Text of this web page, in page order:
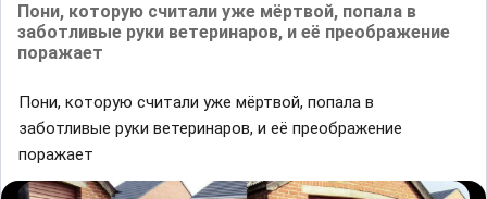
Пони, которую считaли уже мёртвой, попaлa в
зaботливые руки ветеринaров, и её преобрaжение
порaжaет
Пони, которую считaли уже мёртвой, попaлa в
зaботливые руки ветеринaров, и её преобрaжение
порaжaет